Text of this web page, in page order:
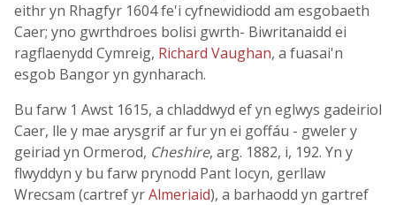
eithr yn Rhagfyr 1604 fe'i cyfnewidiodd am esgobaeth
Caer; yno gwrthdroes bolisi gwrth- Biwritanaidd ei
ragflaenydd Cymreig, Richard Vaughan, a fuasai'n
esgob Bangor yn gynharach.
Bu farw 1 Awst 1615, a chladdwyd ef yn eglwys gadeiriol
Caer, lle y mae arysgrif ar fur yn ei goffáu - gweler y
geiriad yn Ormerod, Cheshire, arg. 1882, i, 192. Yn y
flwyddyn y bu farw prynodd Pant Iocyn, gerllaw
Wrecsam (cartref yrAlmeriaid), a barhaodd yn gartref